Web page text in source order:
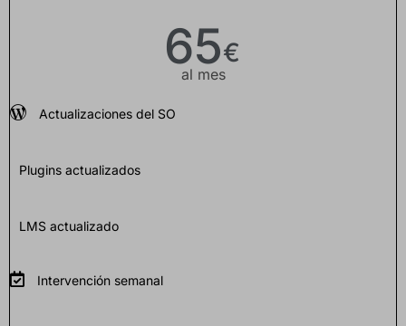
65€
al mes
Actualizaciones del SO
Plugins actualizados
LMS actualizado
Intervención semanal